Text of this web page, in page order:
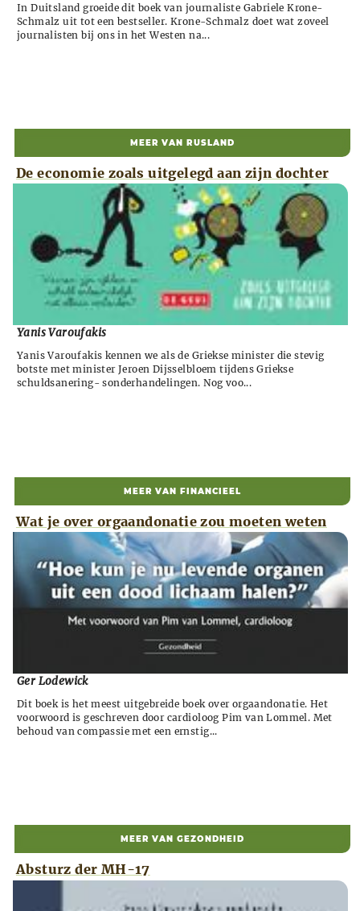
In Duitsland groeide dit boek van journaliste Gabriele Krone-
Schmalz uit tot een bestseller. Krone-Schmalz doet wat zoveel
journalisten bij ons in het Westen na...
MEER VAN RUSLAND
De economie zoals uitgelegd aan zijn dochter
Yanis Varoufakis
Yanis Varoufakis kennen we als de Griekse minister die stevig
botste met minister Jeroen Dijsselbloem tijdens Griekse
schuldsanering- sonderhandelingen. Nog voo...
MEER VAN FINANCIEEL
Wat je over orgaandonatie zou moeten weten
Ger Lodewick
Dit boek is het meest uitgebreide boek over orgaandonatie. Het
voorwoord is geschreven door cardioloog Pim van Lommel. Met
behoud van compassie met een ernstig...
MEER VAN GEZONDHEID
Absturz der MH-17